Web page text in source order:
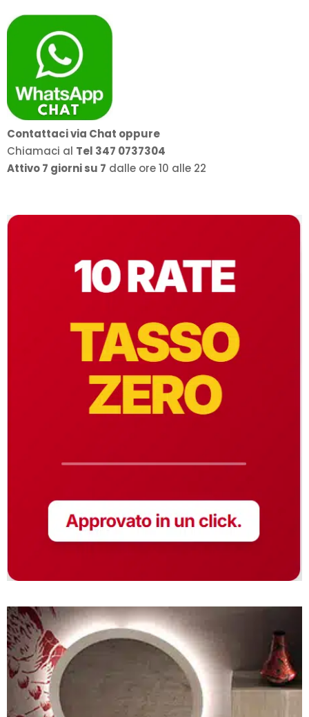
Contattaci via Chat oppure
Chiamaci al Tel 347 0737304
Attivo 7 giorni su 7 dalle ore 10 alle 22